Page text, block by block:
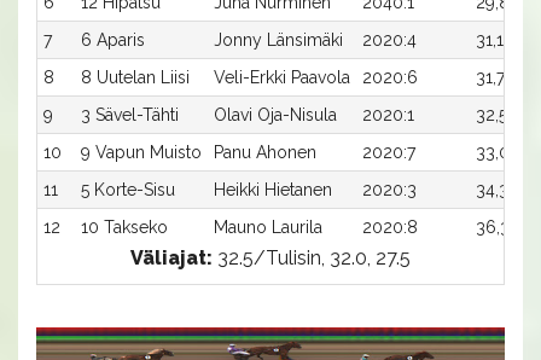
7
6 Aparis Jonny Länsimäki 2020:4 31,1
8
8 Uutelan Liisi Veli-Erkki Paavola 2020:6 31,7x
9
3 Sävel-Tähti Olavi Oja-Nisula 2020:1 32,5x
10
9 Vapun Muisto Panu Ahonen 2020:7 33,0
11
5 Korte-Sisu Heikki Hietanen 2020:3 34,3
12
10 Takseko Mauno Laurila 2020:8 36,3
Väliajat: 32.5/Tulisin, 32.0, 27.5